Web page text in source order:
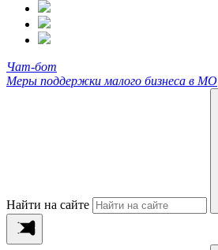
Чат-бот
Меры поддержки малого бизнеса в МО
Найти на сайте